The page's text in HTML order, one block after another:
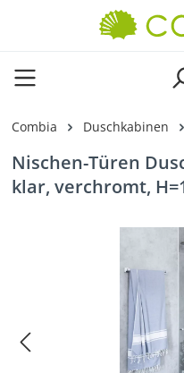
Zum Hauptinhalt springen
Combia Duschkabinen
Nischen-Türen
klar, verchromt,
Bildergalerie